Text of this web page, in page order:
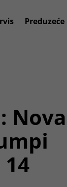
Preduzeće
Nova
14